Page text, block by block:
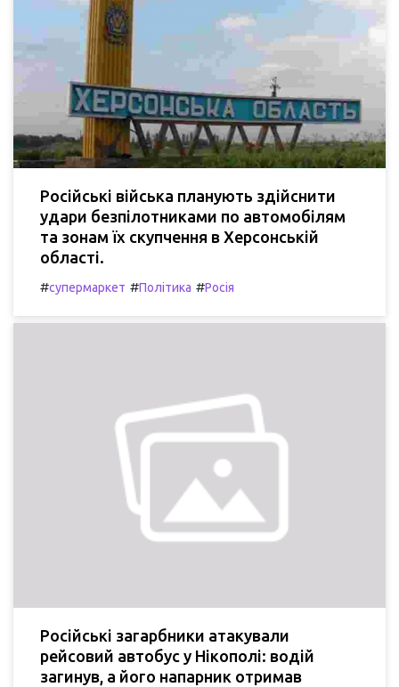
Російські війська планують здійснити
удари безпілотниками по автомобілям
та зонам їх скупчення в Херсонській
області.
#супермаркет #Політика #Росія
Російські загарбники атакували
рейсовий автобус у Нікополі: водій
загинув, а його напарник отримав